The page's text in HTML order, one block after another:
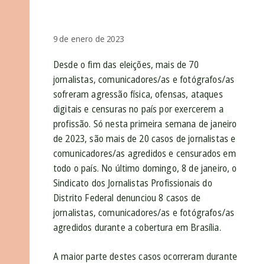
9 de enero de 2023
Desde o fim das eleições, mais de 70
jornalistas, comunicadores/as e fotógrafos/as
sofreram agressão física, ofensas, ataques
digitais e censuras no país por exercerem a
profissão. Só nesta primeira semana de janeiro
de 2023, são mais de 20 casos de jornalistas e
comunicadores/as agredidos e censurados em
todo o país. No último domingo, 8 de janeiro, o
Sindicato dos Jornalistas Profissionais do
Distrito Federal denunciou 8 casos de
jornalistas, comunicadores/as e fotógrafos/as
agredidos durante a cobertura em Brasília.
A maior parte destes casos ocorreram durante